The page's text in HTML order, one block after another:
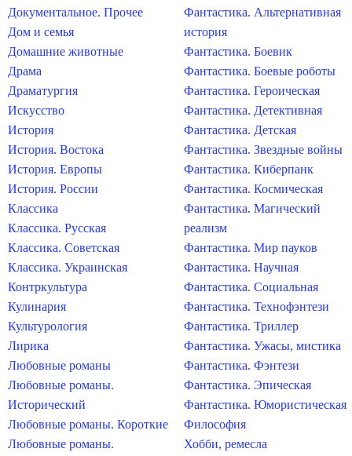
Документальное. Прочее
Дом и семья
Домашние животные
Драма
Драматургия
Искусство
История
История. Востока
История. Европы
История. России
Классика
Классика. Русская
Классика. Советская
Классика. Украинская
Контркультура
Кулинария
Культурология
Лирика
Любовные романы
Любовные романы.
Исторический
Любовные романы. Короткие
Любовные романы.
Фантастика. Альтернативная
история
Фантастика. Боевик
Фантастика. Боевые роботы
Фантастика. Героическая
Фантастика. Детективная
Фантастика. Детская
Фантастика. Звездные войны
Фантастика. Киберпанк
Фантастика. Космическая
Фантастика. Магический
реализм
Фантастика. Мир пауков
Фантастика. Научная
Фантастика. Социальная
Фантастика. Технофэнтези
Фантастика. Триллер
Фантастика. Ужасы, мистика
Фантастика. Фэнтези
Фантастика. Эпическая
Фантастика. Юмористическая
Философия
Хобби, ремесла